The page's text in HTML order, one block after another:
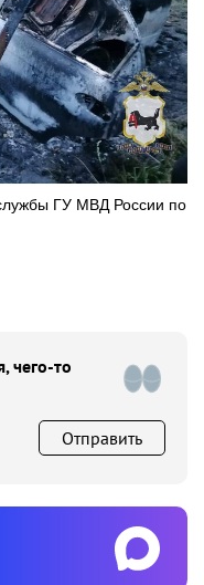
ГУ МВД России по
чего-то
Отправить